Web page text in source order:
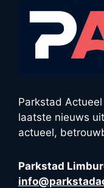
Parkstad
laatste nieuws
actueel,
Parkstad